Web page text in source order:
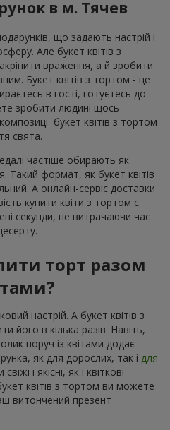
в м. Тячев
що задають настрій і
Але букет квітів з
враження, а й зробити
Букет квітів з тортом - це
в гості, готуєтесь до
зробити людині щось
букет квітів з тортом
свята.
частіше обирають як
Такий формат, як букет квітів
А онлайн-сервіс доставки
купити квіти з тортом с
секунди, не витрачаючи час
торт разом
настрій. А букет квітів з
його в кілька разів. Навіть,
поруч із квітами додає
як для дорослих, так і для
і якісні, як і квіткові
квітів з тортом ви можете
витончений презент